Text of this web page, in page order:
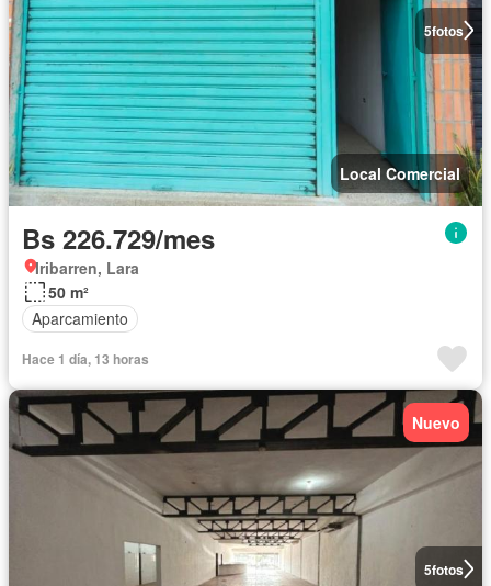
5fotos
Local Comercial
Bs 226.729/mes
Iribarren, Lara
50 m²
Aparcamiento
Hace 1 día, 13 horas
5fotos
Nuevo